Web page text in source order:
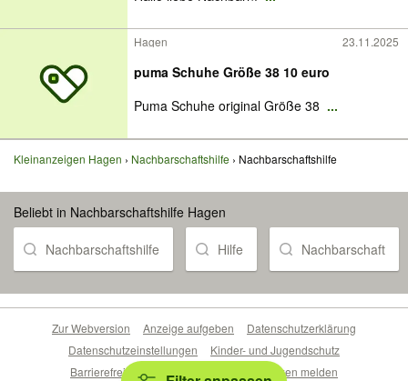
Hagen 23.11.2025
puma Schuhe Größe 38 10 euro
Puma Schuhe original Größe 38 ...
Kleinanzeigen Hagen Nachbarschaftshilfe Nachbarschaftshilfe
Beliebt in Nachbarschaftshilfe Hagen
Nachbarschaftshilfe Hilfe Nachbarschaft
Zur Webversion Anzeige aufgeben
Datenschutzerklärung
Datenschutzeinstellungen
Kinder- und Jugendschutz
Barrierefreiheitserklärung
Sicherheitslücken melden